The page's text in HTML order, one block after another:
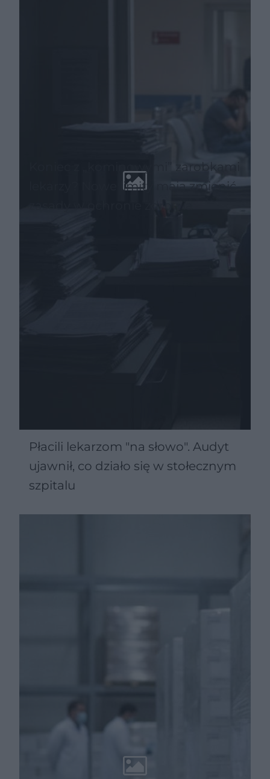
Koniec z „kominowymi” zarobkami
lekarzy? Nowe limity mają zmienić
Płacili lekarzom "na słowo". Audyt
ujawnił, co działo się w stołecznym
szpitalu